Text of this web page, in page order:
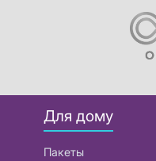
Для дому
Пакеты